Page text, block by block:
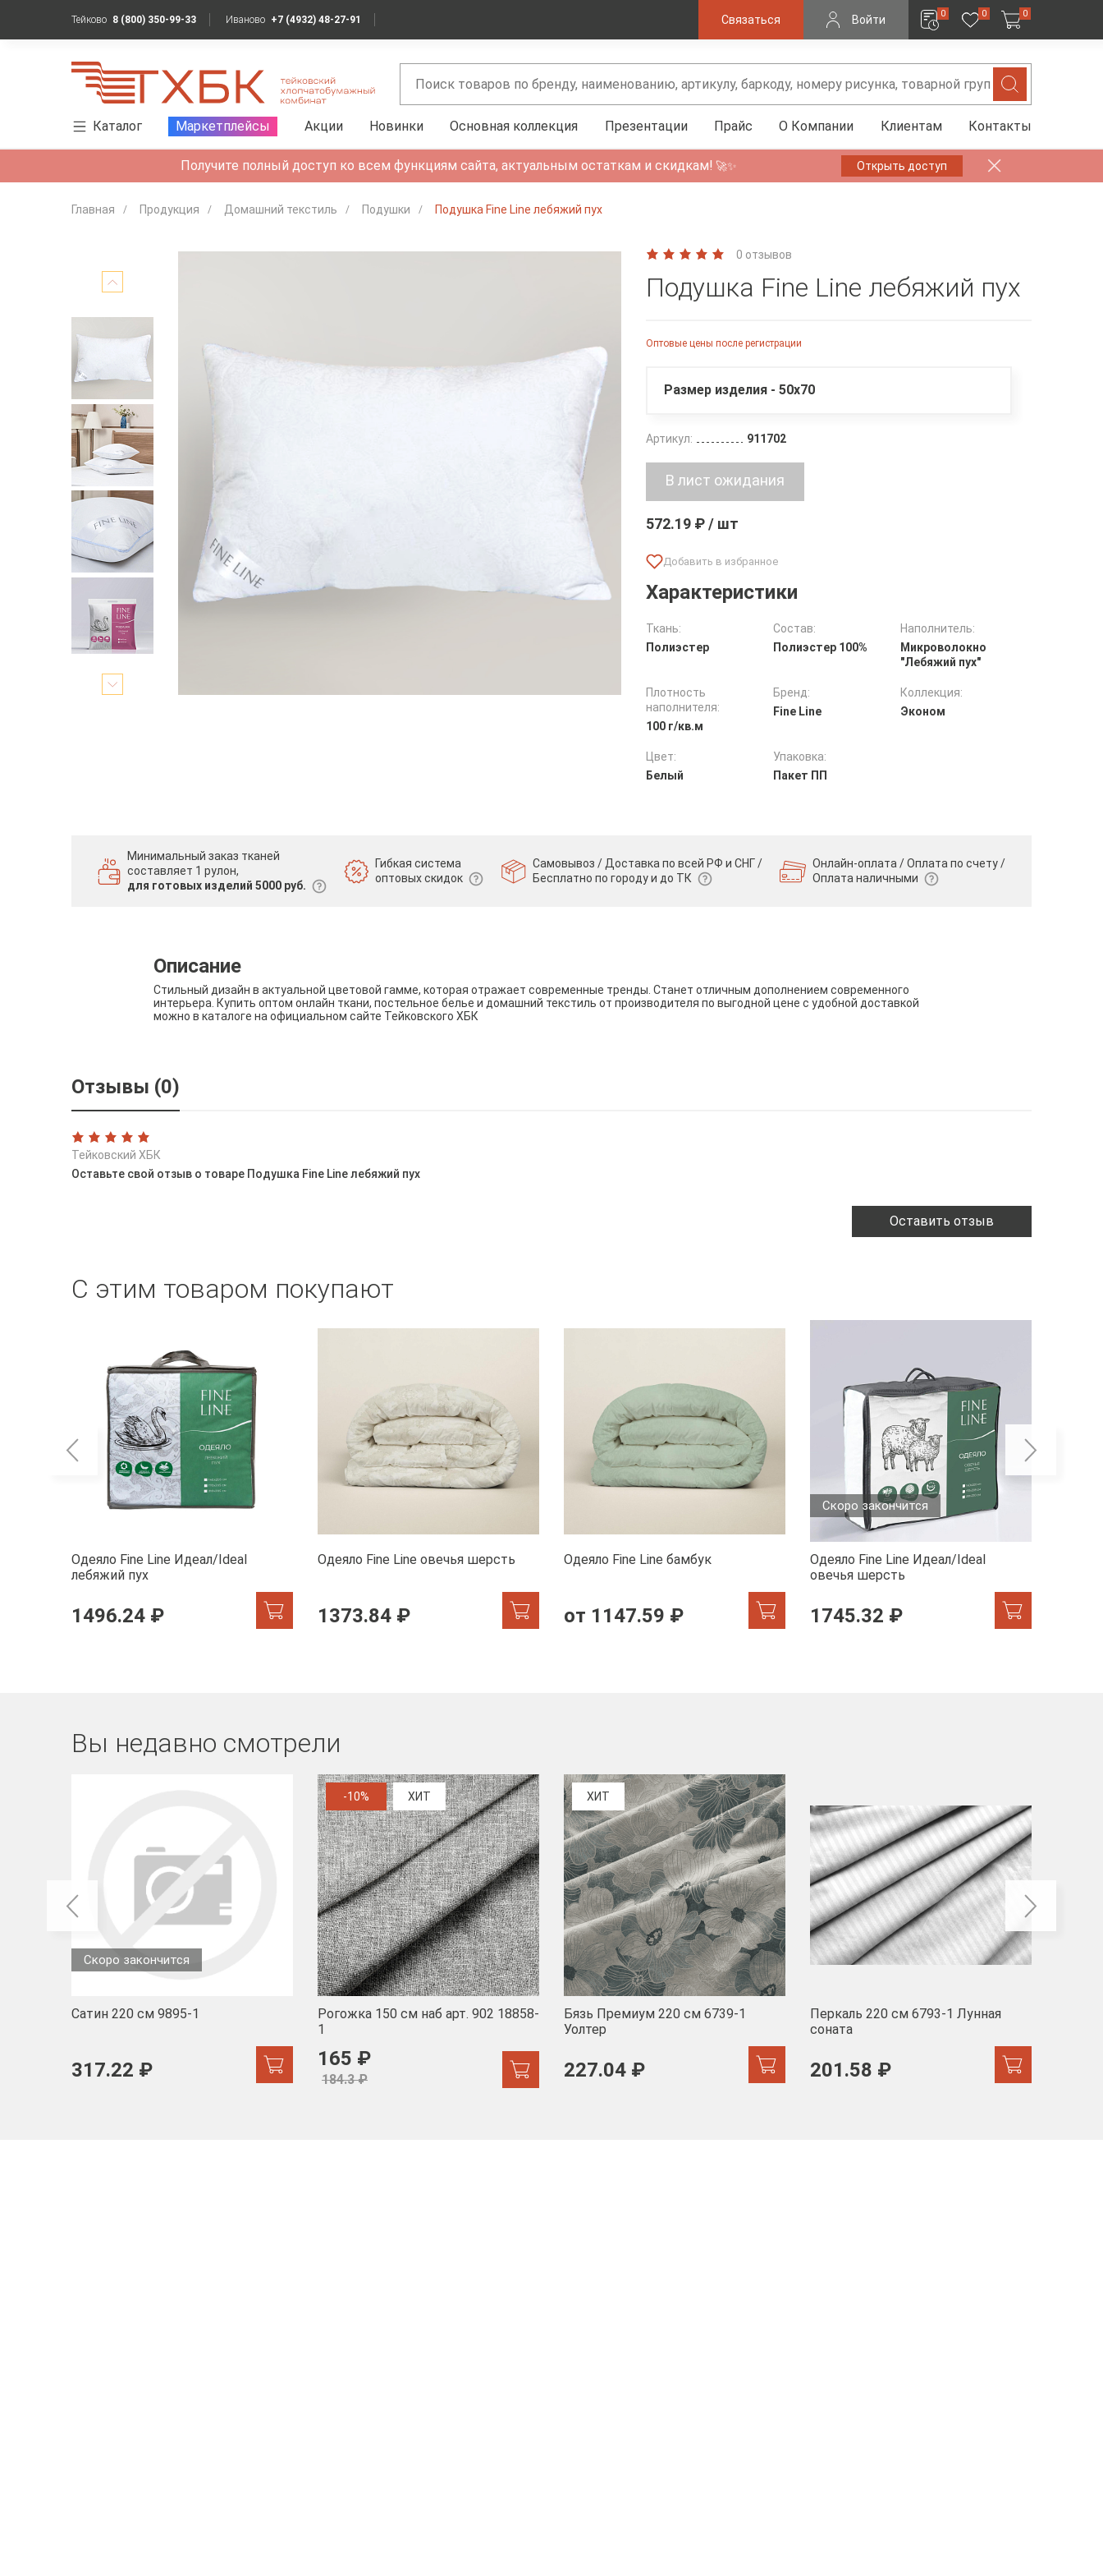
Тейково 8 (800) 350-99-33 Иваново +7 (4932) 48-27-91 Связаться Войти 0 0 0
Каталог Маркетплейсы Акции Новинки Основная коллекция Презентации Прайс О Компании Клиентам Контакты
Получите полный доступ ко всем функциям сайта, актуальным остаткам и скидкам! 🚀✨ Открыть доступ
Главная Продукция Домашний текстиль Подушки Подушка Fine Line лебяжий пух
0 отзывов
Подушка Fine Line лебяжий пух
Оптовые цены после регистрации
Размер изделия - 50х70
Артикул: 911702
572.19 ₽ / шт
Характеристики
Ткань:
Полиэстер
Состав:
Полиэстер 100%
Наполнитель:
Микроволокно
"Лебяжий пух"
Плотность
наполнителя:
100 г/кв.м
Бренд:
Fine Line
Коллекция:
Эконом
Цвет:
Белый
Упаковка:
Пакет ПП
Минимальный заказ тканей
составляет 1 рулон,
для готовых изделий 5000 руб.
Гибкая система
оптовых скидок
Самовывоз / Доставка по всей РФ и СНГ /
Бесплатно по городу и до ТК
Онлайн-оплата / Оплата по счету /
Оплата наличными
Описание
Стильный дизайн в актуальной цветовой гамме, которая отражает современные тренды. Станет отличным дополнением современного
интерьера. Купить оптом онлайн ткани, постельное белье и домашний текстиль от производителя по выгодной цене с удобной доставкой
можно в каталоге на официальном сайте Тейковского ХБК
Отзывы (0)
Тейковский ХБК
Оставьте свой отзыв о товаре Подушка Fine Line лебяжий пух
Оставить отзыв
С этим товаром покупают
Одеяло Fine Line Идеал/Ideal
лебяжий пух
1496.24 ₽
Одеяло Fine Line овечья шерсть
1373.84 ₽
Одеяло Fine Line бамбук
от 1147.59 ₽
Скоро закончится
Одеяло Fine Line Идеал/Ideal
овечья шерсть
1745.32 ₽
Вы недавно смотрели
Скоро закончится
Сатин 220 см 9895-1
317.22 ₽
-10% ХИТ
Рогожка 150 см наб арт. 902 18858-
1
165 ₽
184.3 ₽
ХИТ
Бязь Премиум 220 см 6739-1
Уолтер
227.04 ₽
Перкаль 220 см 6793-1 Лунная
соната
201.58 ₽